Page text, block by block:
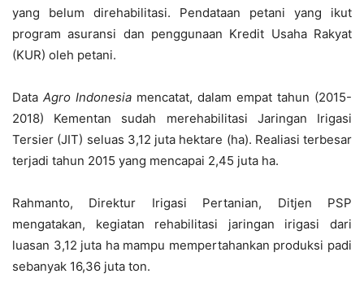
yang belum direhabilitasi. Pendataan petani yang ikut
program asuransi dan penggunaan Kredit Usaha Rakyat
(KUR) oleh petani.
Data Agro Indonesia mencatat, dalam empat tahun (2015-
2018) Kementan sudah merehabilitasi Jaringan Irigasi
Tersier (JIT) seluas 3,12 juta hektare (ha). Realiasi terbesar
terjadi tahun 2015 yang mencapai 2,45 juta ha.
Rahmanto, Direktur Irigasi Pertanian, Ditjen PSP
mengatakan, kegiatan rehabilitasi jaringan irigasi dari
luasan 3,12 juta ha mampu mempertahankan produksi padi
sebanyak 16,36 juta ton.